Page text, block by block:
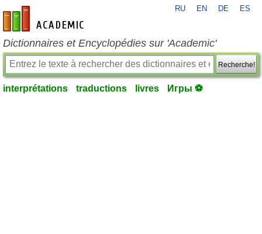
fr-academic.com
RU EN DE ES
Dictionnaires et Encyclopédies sur 'Academic'
Recherche!
interprétations traductions livres Игры ⚽